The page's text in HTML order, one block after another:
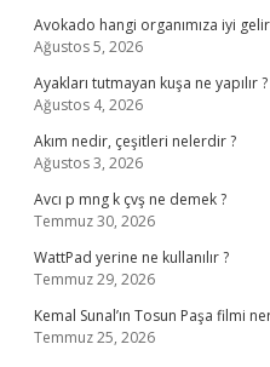
Avokado hangi organımıza iyi
Ağustos 5, 2026
Ayakları tutmayan kuşa ne yapılır ?
Ağustos 4, 2026
Akım nedir, çeşitleri nelerdir ?
Ağustos 3, 2026
Avcı p mng k çvş ne demek ?
Temmuz 30, 2026
WattPad yerine ne kullanılır ?
Temmuz 29, 2026
Kemal Sunal’ın Tosun Paşa filmi
Temmuz 25, 2026